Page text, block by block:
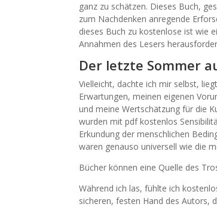
ganz zu schätzen. Dieses Buch,
zum Nachdenken anregende
dieses Buch zu kostenlose ist wie
Annahmen des Lesers
Der letzte Sommer
Vielleicht, dachte ich mir selbst,
Erwartungen, meinen eigenen
und meine Wertschätzung für die
wurden mit pdf kostenlos
Erkundung der menschlichen
waren genauso universell wie die
Bücher können eine Quelle des
Während ich las, fühlte ich
sicheren, festen Hand des Autors,